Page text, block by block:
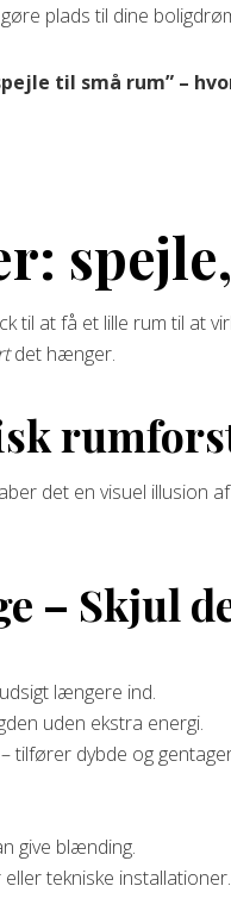
plads til dine
til små rum” –
til at få et lille rum til
det hænger.
det en visuel illusion
– Skjul
længere ind.
uden ekstra energi.
tilfører dybde og
give blænding.
tekniske installationer.